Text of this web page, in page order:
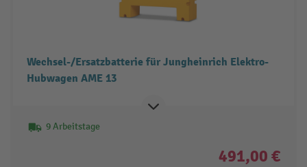
Wechsel-/Ersatzbatterie für Jungheinrich Elektro-
Hubwagen AME 13
9 Arbeitstage
491,00 €